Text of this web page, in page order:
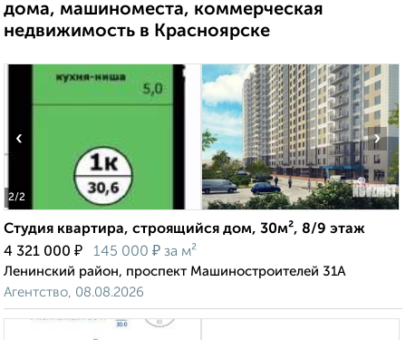
дома, машиноместа, коммерческая
недвижимость в Красноярске
2/2
‹ ›
Студия квартира, строящийся дом, 30м², 8/9 этаж
4 321 000 ₽ 145 000 ₽ за м²
Ленинский район, проспект Машиностроителей 31А
Агентство, 08.08.2026